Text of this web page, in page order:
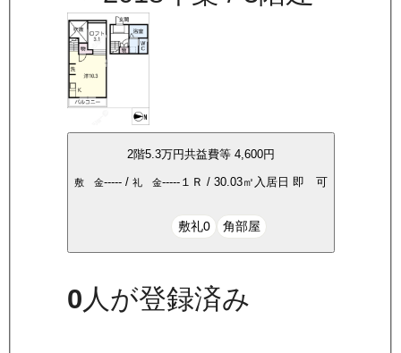
2階5.3万円共益費等4,600円
敷 金----- /礼 金----- １Ｒ /30.03㎡ 入居日 即 可
敷礼0 角部屋
0 人が登録済み